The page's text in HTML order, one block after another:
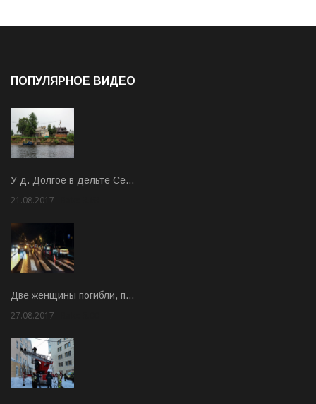
ПОПУЛЯРНОЕ ВИДЕО
У д. Долгое в дельте Се…
21.08.2017
Две женщины погибли, п…
27.08.2017